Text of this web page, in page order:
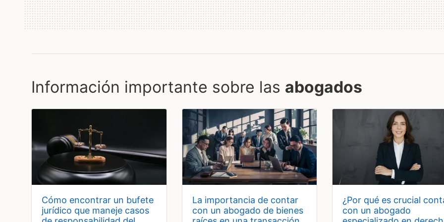
Información importante sobre las abogados
cómo encontrar un bufete
jurídico que maneje casos
la importancia de contar
con un abogado de bienes
¿por qué es crucial contar
con un abogado